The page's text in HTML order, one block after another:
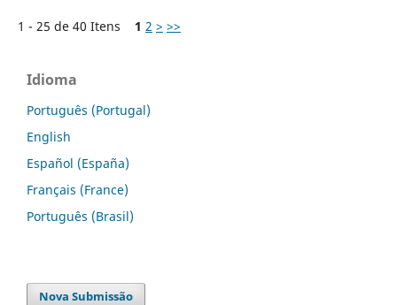
1 - 25 de 40 Itens 1 2 > >>
Idioma
Português (Portugal)
English
Español (España)
Français (France)
Português (Brasil)
Nova Submissão